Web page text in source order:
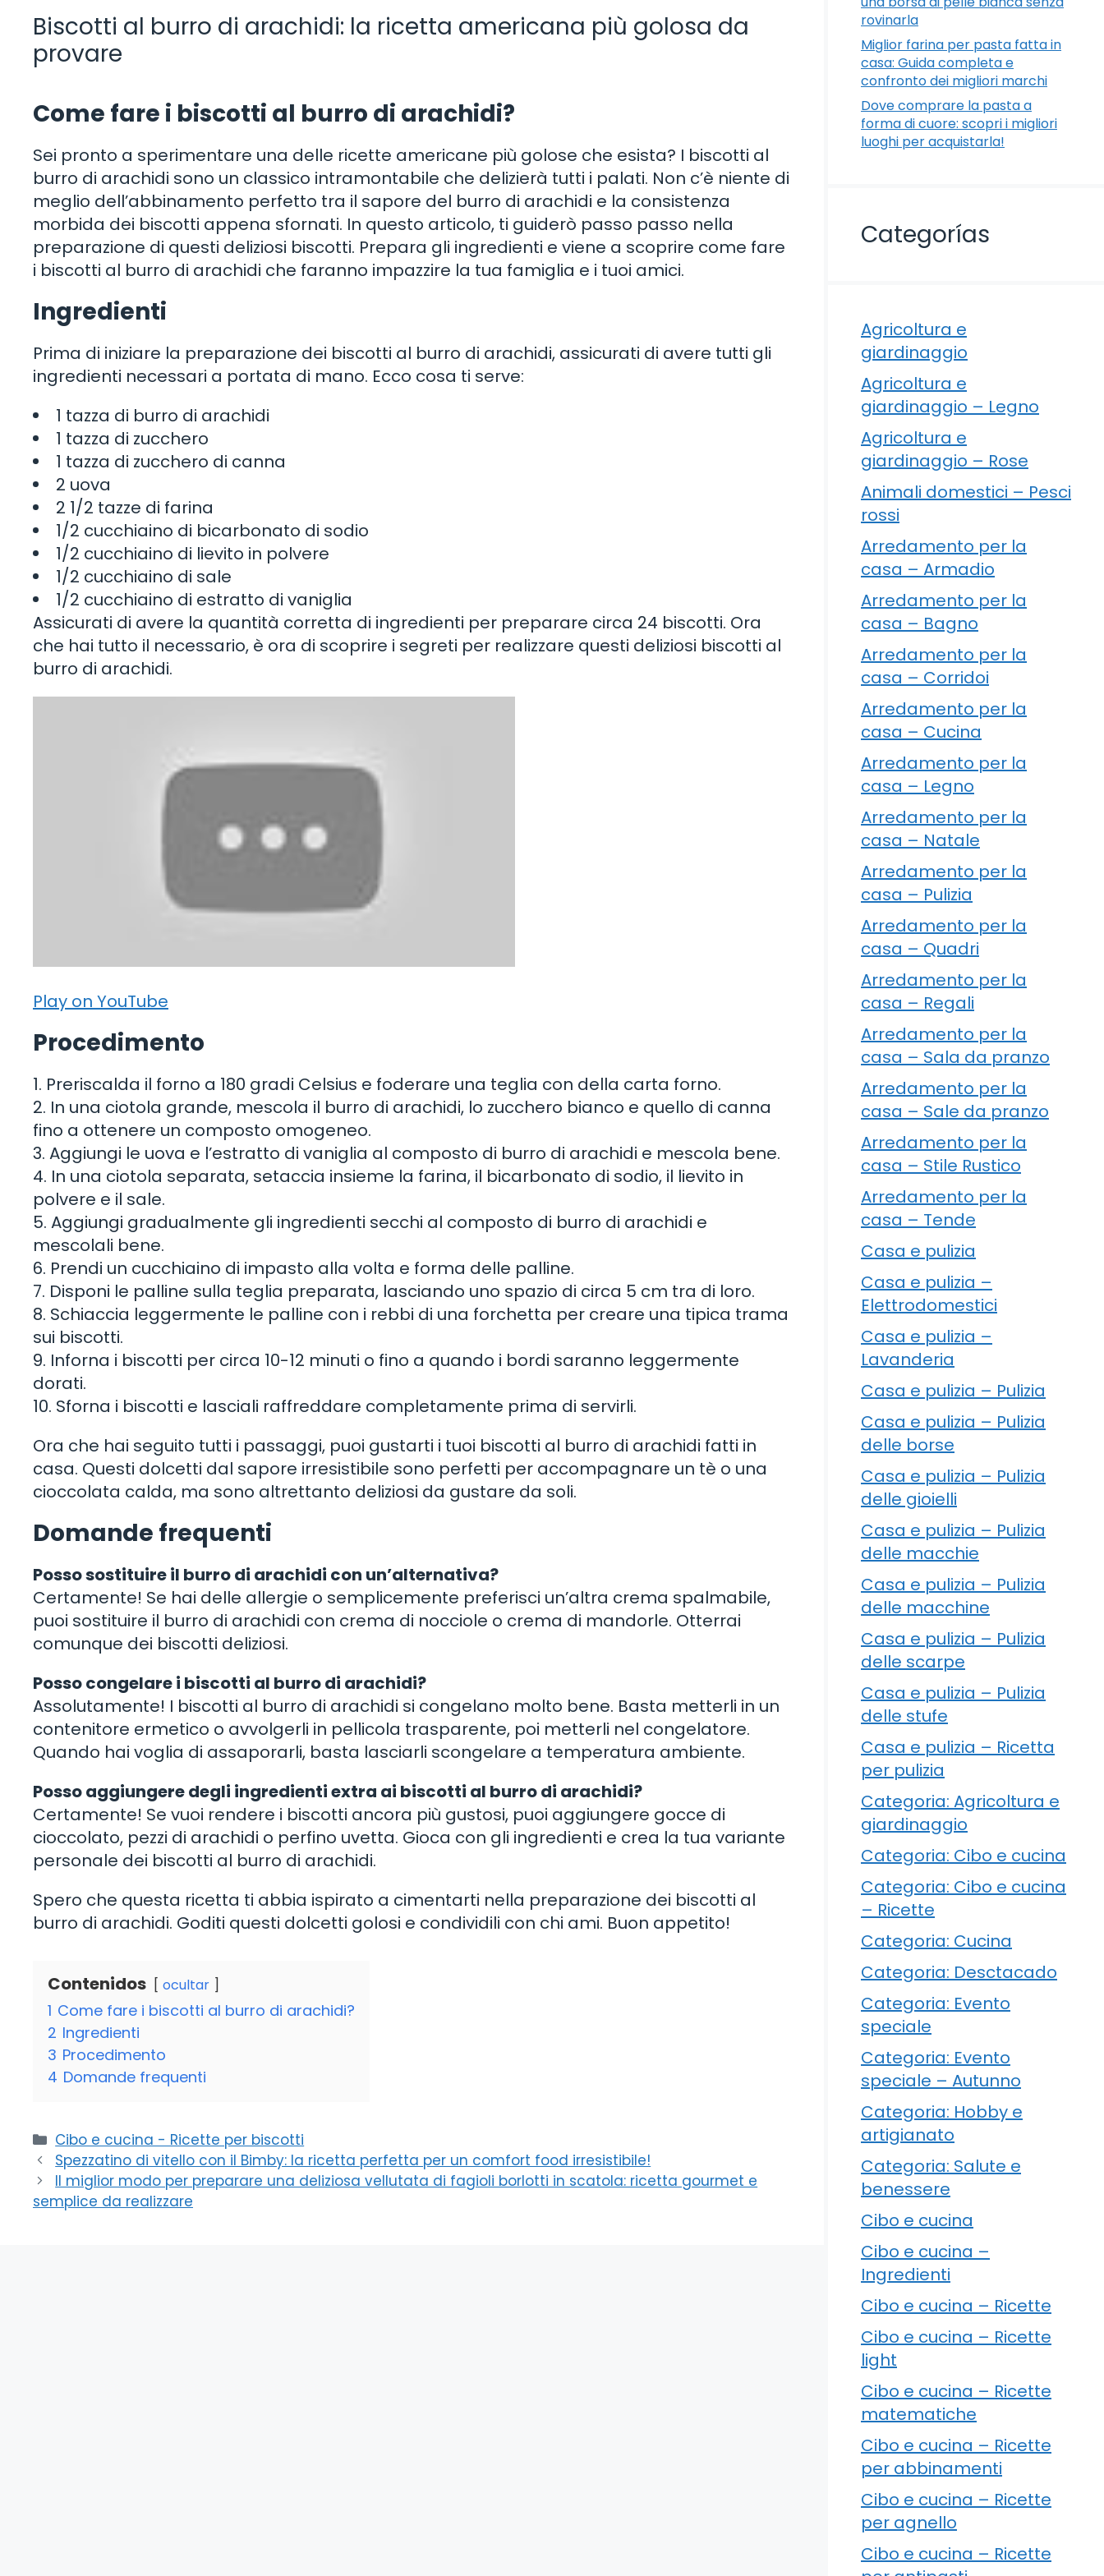
Biscotti al burro di arachidi: la ricetta americana più golosa da
provare
Come fare i biscotti al burro di arachidi?
Sei pronto a sperimentare una delle ricette americane più golose che esista? I biscotti al
burro di arachidi sono un classico intramontabile che delizierà tutti i palati. Non c’è niente di
meglio dell’abbinamento perfetto tra il sapore del burro di arachidi e la consistenza
morbida dei biscotti appena sfornati. In questo articolo, ti guiderò passo passo nella
preparazione di questi deliziosi biscotti. Prepara gli ingredienti e viene a scoprire come fare
i biscotti al burro di arachidi che faranno impazzire la tua famiglia e i tuoi amici.
Ingredienti
Prima di iniziare la preparazione dei biscotti al burro di arachidi, assicurati di avere tutti gli
ingredienti necessari a portata di mano. Ecco cosa ti serve:
1 tazza di burro di arachidi
1 tazza di zucchero
1 tazza di zucchero di canna
2 uova
2 1/2 tazze di farina
1/2 cucchiaino di bicarbonato di sodio
1/2 cucchiaino di lievito in polvere
1/2 cucchiaino di sale
1/2 cucchiaino di estratto di vaniglia
Assicurati di avere la quantità corretta di ingredienti per preparare circa 24 biscotti. Ora
che hai tutto il necessario, è ora di scoprire i segreti per realizzare questi deliziosi biscotti al
burro di arachidi.
Play on YouTube
Procedimento
1. Preriscalda il forno a 180 gradi Celsius e foderare una teglia con della carta forno.
2. In una ciotola grande, mescola il burro di arachidi, lo zucchero bianco e quello di canna
fino a ottenere un composto omogeneo.
3. Aggiungi le uova e l’estratto di vaniglia al composto di burro di arachidi e mescola bene.
4. In una ciotola separata, setaccia insieme la farina, il bicarbonato di sodio, il lievito in
polvere e il sale.
5. Aggiungi gradualmente gli ingredienti secchi al composto di burro di arachidi e
mescolali bene.
6. Prendi un cucchiaino di impasto alla volta e forma delle palline.
7. Disponi le palline sulla teglia preparata, lasciando uno spazio di circa 5 cm tra di loro.
8. Schiaccia leggermente le palline con i rebbi di una forchetta per creare una tipica trama
sui biscotti.
9. Inforna i biscotti per circa 10-12 minuti o fino a quando i bordi saranno leggermente
dorati.
10. Sforna i biscotti e lasciali raffreddare completamente prima di servirli.
Ora che hai seguito tutti i passaggi, puoi gustarti i tuoi biscotti al burro di arachidi fatti in
casa. Questi dolcetti dal sapore irresistibile sono perfetti per accompagnare un tè o una
cioccolata calda, ma sono altrettanto deliziosi da gustare da soli.
Domande frequenti
Posso sostituire il burro di arachidi con un’alternativa?
Certamente! Se hai delle allergie o semplicemente preferisci un’altra crema spalmabile,
puoi sostituire il burro di arachidi con crema di nocciole o crema di mandorle. Otterrai
comunque dei biscotti deliziosi.
Posso congelare i biscotti al burro di arachidi?
Assolutamente! I biscotti al burro di arachidi si congelano molto bene. Basta metterli in un
contenitore ermetico o avvolgerli in pellicola trasparente, poi metterli nel congelatore.
Quando hai voglia di assaporarli, basta lasciarli scongelare a temperatura ambiente.
Posso aggiungere degli ingredienti extra ai biscotti al burro di arachidi?
Certamente! Se vuoi rendere i biscotti ancora più gustosi, puoi aggiungere gocce di
cioccolato, pezzi di arachidi o perfino uvetta. Gioca con gli ingredienti e crea la tua variante
personale dei biscotti al burro di arachidi.
Spero che questa ricetta ti abbia ispirato a cimentarti nella preparazione dei biscotti al
burro di arachidi. Goditi questi dolcetti golosi e condividili con chi ami. Buon appetito!
Contenidos ocultar
1 Come fare i biscotti al burro di arachidi?
2 Ingredienti
3 Procedimento
4 Domande frequenti
Categorie
Cibo e cucina - Ricette per biscotti
Spezzatino di vitello con il Bimby: la ricetta perfetta per un comfort food irresistibile!
Il miglior modo per preparare una deliziosa vellutata di fagioli borlotti in scatola: ricetta gourmet e
semplice da realizzare
rovinarla
Miglior farina per pasta fatta in
casa: Guida completa e
confronto dei migliori marchi
Dove comprare la pasta a
forma di cuore: scopri i migliori
luoghi per acquistarla!
Categorías
Agricoltura e
giardinaggio
Agricoltura e
giardinaggio – Legno
Agricoltura e
giardinaggio – Rose
Animali domestici – Pesci
rossi
Arredamento per la
casa – Armadio
Arredamento per la
casa – Bagno
Arredamento per la
casa – Corridoi
Arredamento per la
casa – Cucina
Arredamento per la
casa – Legno
Arredamento per la
casa – Natale
Arredamento per la
casa – Pulizia
Arredamento per la
casa – Quadri
Arredamento per la
casa – Regali
Arredamento per la
casa – Sala da pranzo
Arredamento per la
casa – Sale da pranzo
Arredamento per la
casa – Stile Rustico
Arredamento per la
casa – Tende
Casa e pulizia
Casa e pulizia –
Elettrodomestici
Casa e pulizia –
Lavanderia
Casa e pulizia – Pulizia
Casa e pulizia – Pulizia
delle borse
Casa e pulizia – Pulizia
delle gioielli
Casa e pulizia – Pulizia
delle macchie
Casa e pulizia – Pulizia
delle macchine
Casa e pulizia – Pulizia
delle scarpe
Casa e pulizia – Pulizia
delle stufe
Casa e pulizia – Ricetta
per pulizia
Categoria: Agricoltura e
giardinaggio
Categoria: Cibo e cucina
Categoria: Cibo e cucina
– Ricette
Categoria: Cucina
Categoria: Desctacado
Categoria: Evento
speciale
Categoria: Evento
speciale – Autunno
Categoria: Hobby e
artigianato
Categoria: Salute e
benessere
Cibo e cucina
Cibo e cucina –
Ingredienti
Cibo e cucina – Ricette
Cibo e cucina – Ricette
light
Cibo e cucina – Ricette
matematiche
Cibo e cucina – Ricette
per abbinamenti
Cibo e cucina – Ricette
per agnello
Cibo e cucina – Ricette